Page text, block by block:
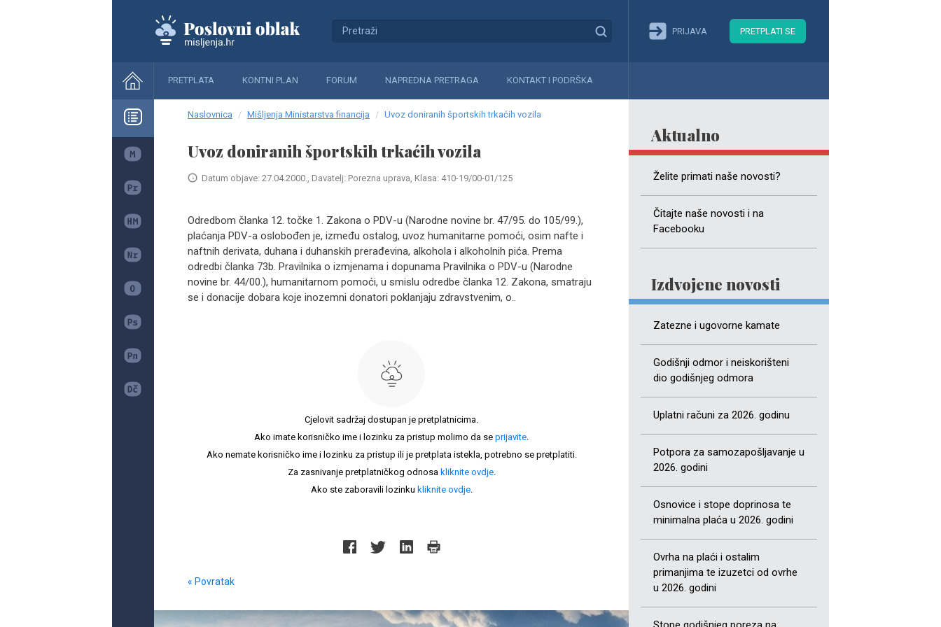
PRIJAVA PRETPLATI SE
PRETPLATA KONTNI PLAN FORUM NAPREDNA PRETRAGA KONTAKT I PODRŠKA
Aktualno
Želite primati naše novosti?
Čitajte naše novosti i na
Facebooku
Izdvojene novosti
Zatezne i ugovorne kamate
Godišnji odmor i neiskorišteni
dio godišnjeg odmora
Uplatni računi za 2026. godinu
Potpora za samozapošljavanje u
2026. godini
Osnovice i stope doprinosa te
minimalna plaća u 2026. godini
Ovrha na plaći i ostalim
primanjima te izuzetci od ovrhe
u 2026. godini
Naslovnica Mišljenja Ministarstva financija Uvoz doniranih športskih trkaćih vozila
Uvoz doniranih športskih trkaćih vozila
Datum objave: 27.04.2000., Davatelj: Porezna uprava, Klasa: 410-19/00-01/125
Odredbom članka 12. točke 1. Zakona o PDV-u (Narodne novine br. 47/95. do 105/99.),
plaćanja PDV-a oslobođen je, između ostalog, uvoz humanitarne pomoći, osim nafte i
naftnih derivata, duhana i duhanskih prerađevina, alkohola i alkoholnih pića. Prema
odredbi članka 73b. Pravilnika o izmjenama i dopunama Pravilnika o PDV-u (Narodne
novine br. 44/00.), humanitarnom pomoći, u smislu odredbe članka 12. Zakona, smatraju
se i donacije dobara koje inozemni donatori poklanjaju zdravstvenim, o..
Cjelovit sadržaj dostupan je pretplatnicima.
Ako imate korisničko ime i lozinku za pristup molimo da se prijavite.
Ako nemate korisničko ime i lozinku za pristup ili je pretplata istekla, potrebno se pretplatiti.
Za zasnivanje pretplatničkog odnosa kliknite ovdje.
Ako ste zaboravili lozinku kliknite ovdje.
« Povratak